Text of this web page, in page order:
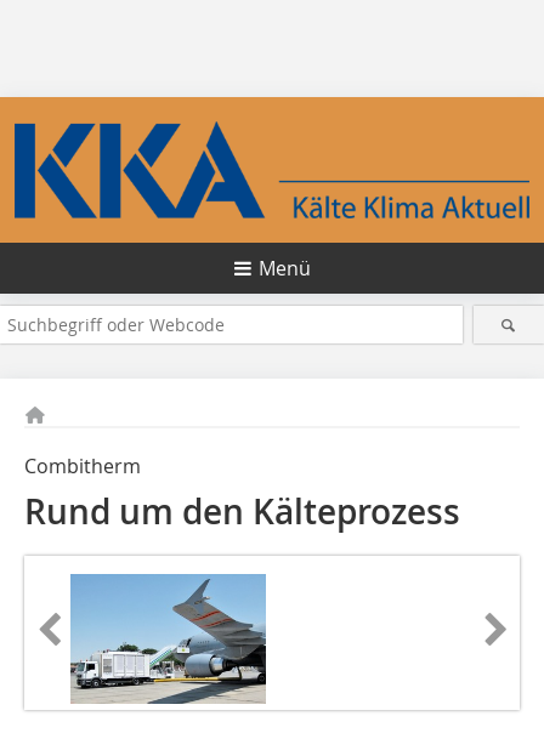
Menü
Combitherm
Rund um den Kälteprozess